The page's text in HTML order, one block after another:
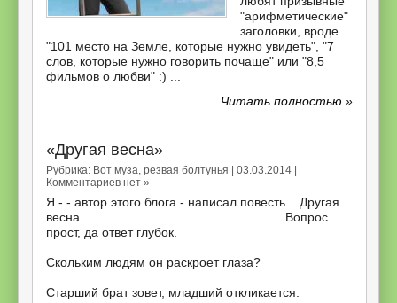
"арифметические"
заголовки, вроде
"101 место на Земле, которые нужно увидеть", "7
слов, которые нужно говорить почаще" или "8,5
фильмов о любви" :) ...
Читать полностью »
«Другая весна»
Рубрика: Вот муза, резвая болтунья | 03.03.2014 |
Комментариев нет »
Я - - автор этого блога - написал повесть. Другая
весна Вопрос
прост, да ответ глубок.
Скольким людям он раскроет глаза?
Старший брат зовет, младший откликается: